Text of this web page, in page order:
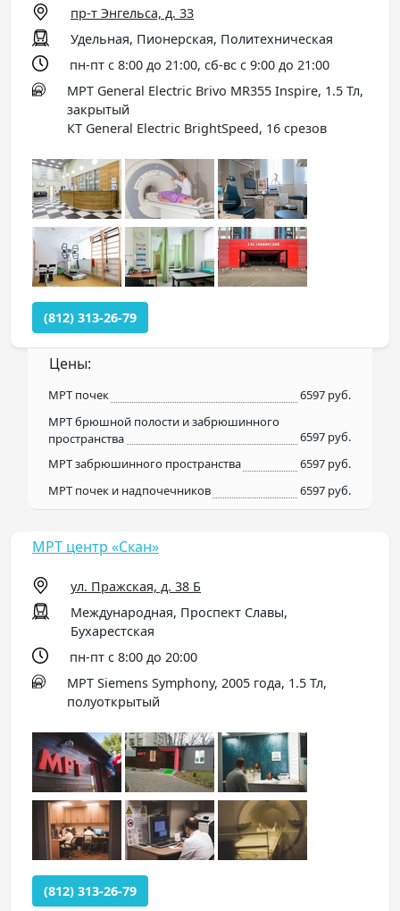
пр-т Энгельса, д. 33
Удельная, Пионерская, Политехническая
пн-пт с 8:00 до 21:00, сб-вс с 9:00 до 21:00
МРТ General Electric Brivo MR355 Inspire, 1.5 Тл,
закрытый
КТ General Electric BrightSpeed, 16 срезов
(812) 313-26-79
Цены:
МРТ почек
6597 руб.
МРТ брюшной полости и забрюшинного
пространства
6597 руб.
МРТ забрюшинного пространства
6597 руб.
МРТ почек и надпочечников
6597 руб.
МРТ центр «Скан»
ул. Пражская, д. 38 Б
Международная, Проспект Славы,
Бухарестская
пн-пт с 8:00 до 20:00
МРТ Siemens Symphony, 2005 года, 1.5 Тл,
полуоткрытый
(812) 313-26-79